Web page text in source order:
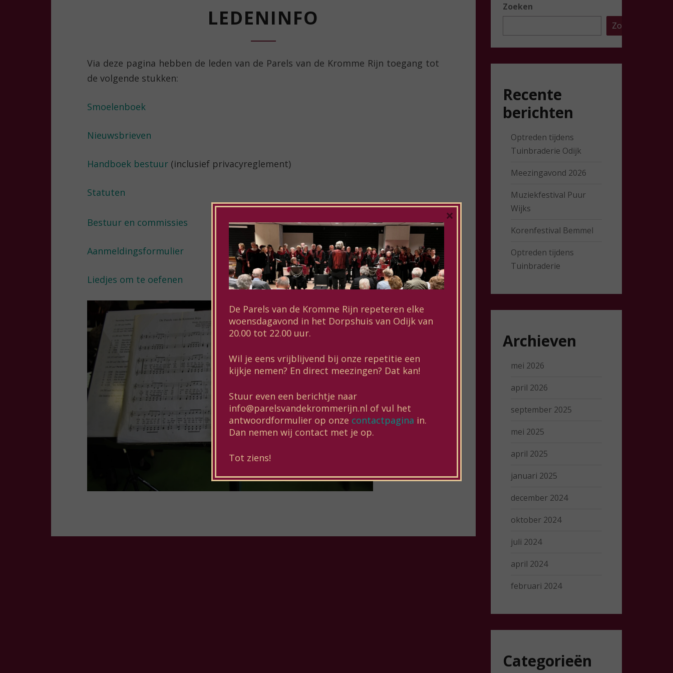
LEDENINFO
Via deze pagina hebben de leden van de Parels van de Kromme Rijn toegang tot
de volgende stukken:
Smoelenboek
Nieuwsbrieven
Handboek bestuur (inclusief privacyreglement)
Statuten
Bestuur en commissies
Aanmeldingsformulier
Liedjes om te oefenen
Zoeken
Zoeken
Recente
berichten
Optreden tijdens
Tuinbraderie Odijk
Meezingavond 2026
Muziekfestival Puur
Wijks
Korenfestival Bemmel
Optreden tijdens
Tuinbraderie
Archieven
mei 2026
april 2026
september 2025
mei 2025
april 2025
januari 2025
december 2024
oktober 2024
juli 2024
april 2024
februari 2024
Categorieën
De Parels van de Kromme Rijn repeteren elke
woensdagavond in het Dorpshuis van Odijk van
20.00 tot 22.00 uur.
Wil je eens vrijblijvend bij onze repetitie een
kijkje nemen? En direct meezingen? Dat kan!
Stuur even een berichtje naar
info@parelsvandekrommerijn.nl of vul het
antwoordformulier op onze contactpagina in.
Dan nemen wij contact met je op.
Tot ziens!
×